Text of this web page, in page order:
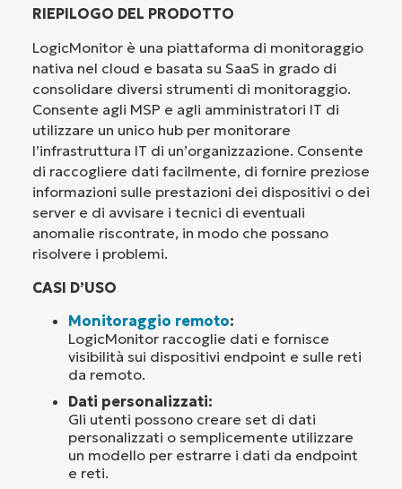
RIEPILOGO DEL PRODOTTO
LogicMonitor è una piattaforma di monitoraggio
nativa nel cloud e basata su SaaS in grado di
consolidare diversi strumenti di monitoraggio.
Consente agli MSP e agli amministratori IT di
utilizzare un unico hub per monitorare
l’infrastruttura IT di un’organizzazione. Consente
di raccogliere dati facilmente, di fornire preziose
informazioni sulle prestazioni dei dispositivi o dei
server e di avvisare i tecnici di eventuali
anomalie riscontrate, in modo che possano
risolvere i problemi.
CASI D’USO
Monitoraggio remoto:
LogicMonitor raccoglie dati e fornisce
visibilità sui dispositivi endpoint e sulle reti
da remoto.
Dati personalizzati:
Gli utenti possono creare set di dati
personalizzati o semplicemente utilizzare
un modello per estrarre i dati da endpoint
e reti.